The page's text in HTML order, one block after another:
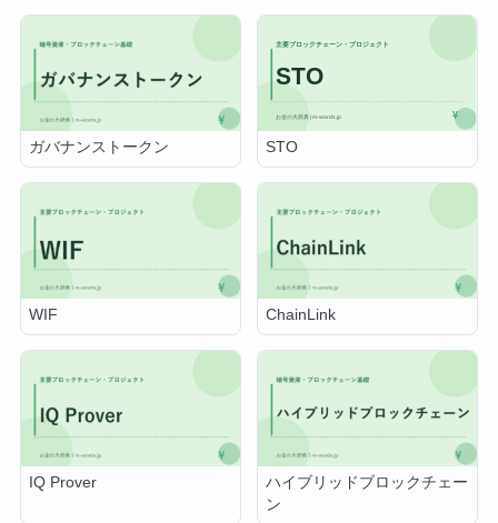
ガバナンストークン STO
WIF ChainLink
IQ Prover
ハイブリッドブロックチェー
ン